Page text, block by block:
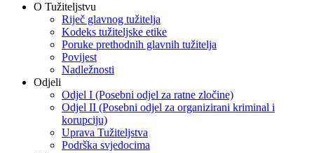
O Tužiteljstvu
Riječ glavnog tužitelja
Kodeks tužiteljske etike
Poruke prethodnih glavnih tužitelja
Povijest
Nadležnosti
Odjeli
Odjel I (Posebni odjel za ratne zločine)
Odjel II (Posebni odjel za organizirani kriminal i
korupciju)
Uprava Tužiteljstva
Podrška svjedocima